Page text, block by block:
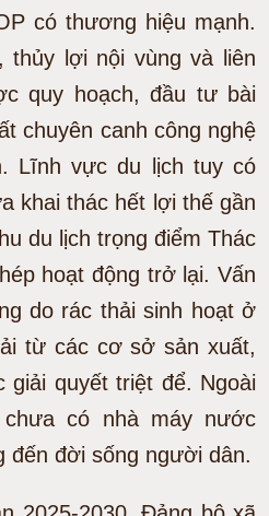
có thương hiệu mạnh.
thủy lợi nội vùng và liên
quy hoạch, đầu tư bài
chuyên canh công nghệ
Lĩnh vực du lịch tuy có
khai thác hết lợi thế gần
du lịch trọng điểm Thác
hoạt động trở lại. Vấn
do rác thải sinh hoạt ở
từ các cơ sở sản xuất,
quyết triệt để. Ngoài
có nhà máy nước
đến đời sống người dân.